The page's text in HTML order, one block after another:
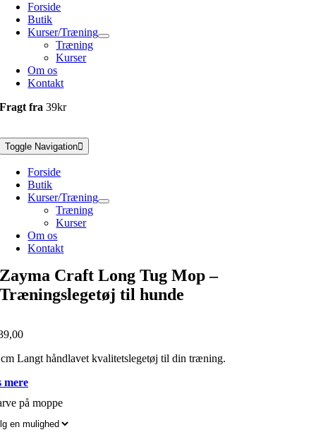
Forside
Butik
Kurser/Træning
Træning
Kurser
Om os
Kontakt
Fragt fra39kr
Toggle Navigation
Forside
Butik
Kurser/Træning
Træning
Kurser
Om os
Kontakt
Zayma Craft Long Tug Mop –
Træningslegetøj til hunde
Langt håndlavet kvalitetslegetøj til din træning.
mere
på moppe